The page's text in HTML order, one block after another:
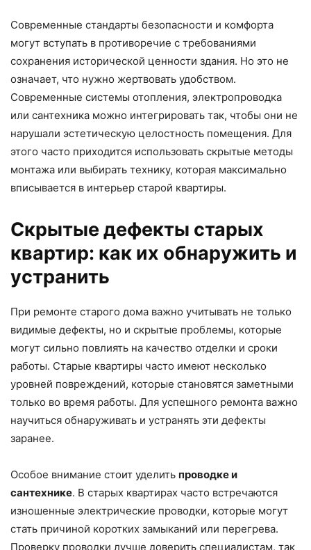
Современные стандарты безопасности и комфорта
могут вступать в противоречие с требованиями
сохранения исторической ценности здания. Но это не
означает, что нужно жертвовать удобством.
Современные системы отопления, электропроводка
или сантехника можно интегрировать так, чтобы они не
нарушали эстетическую целостность помещения. Для
этого часто приходится использовать скрытые методы
монтажа или выбирать технику, которая максимально
вписывается в интерьер старой квартиры.
Скрытые дефекты старых
квартир: как их обнаружить и
устранить
При ремонте старого дома важно учитывать не только
видимые дефекты, но и скрытые проблемы, которые
могут сильно повлиять на качество отделки и сроки
работы. Старые квартиры часто имеют несколько
уровней повреждений, которые становятся заметными
только во время работы. Для успешного ремонта важно
научиться обнаруживать и устранять эти дефекты
заранее.
Особое внимание стоит уделить проводке и
сантехнике. В старых квартирах часто встречаются
изношенные электрические проводки, которые могут
стать причиной коротких замыканий или перегрева.
Проверку проводки лучше доверить специалистам, так